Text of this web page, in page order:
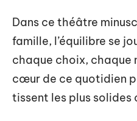
Dans ce théâtre
famille, l’équilibre se
chaque choix, chaque
cœur de ce quotidien
tissent les plus